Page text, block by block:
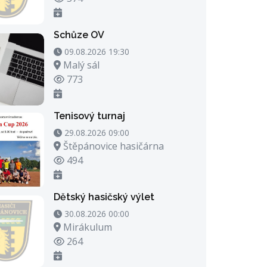
Schůze OV
09.08.2026 19:30 - 09.08.2026 20:30
09.08.2026 19:30
Místo konání
Malý sál
Počet zhlédnutí
773
Tenisový turnaj
29.08.2026 09:00 - 29.08.2026 23:00
29.08.2026 09:00
Místo konání
Štěpánovice hasičárna
Počet zhlédnutí
494
Dětský hasičský výlet
30.08.2026 00:00 - 30.08.2026 21:00
30.08.2026 00:00
Místo konání
Mirákulum
Počet zhlédnutí
264